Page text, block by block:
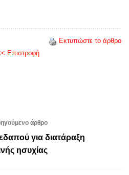
Εκτυπώστε το άρθρο
Επιστροφή
άρθρο
για διατάραξη
ησυχίας